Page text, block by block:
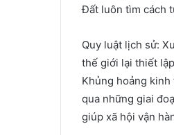
Đất luôn tìm cách
Quy luật lịch sử:
thế giới lại thiết
Khủng hoảng
qua những giai
giúp xã hội vận